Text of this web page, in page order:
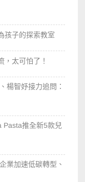
孩子的探索教室
，太可怕了！
楊智妤接力追問：
Pasta推全新5款兒
業加速低碳轉型、